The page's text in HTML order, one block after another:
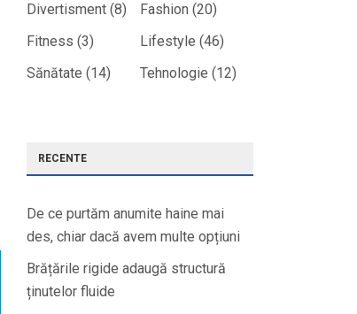
Divertisment(8) Fashion (20)
Fitness (3) Lifestyle (46)
Sănătate (14) Tehnologie (12)
RECENTE
De ce purtăm anumite haine mai
des, chiar dacă avem multe opțiuni
Brățările rigide adaugă structură
ținutelor fluide